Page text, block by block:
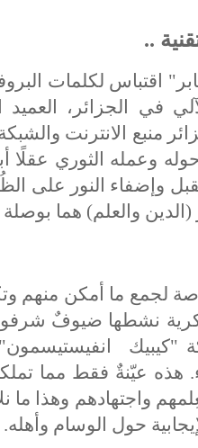
..
اقتباس لكلمات
في الجزائر، العميد
منبع الانترنت
وعمله الثوري عقلًا
وإضفاء النور على
والعلم) هما بوصلة
لجمع ما أمكن منهم
نشطها ضيوفٌ شرفوا
"كيبيك
هذه عيّنةٌ فقط مما
واجتهادهم وهذا
حول الوسام وأهله.